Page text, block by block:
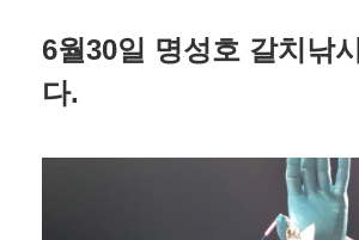
겨보세요!
6월30일 명성호 갈치낚
다.